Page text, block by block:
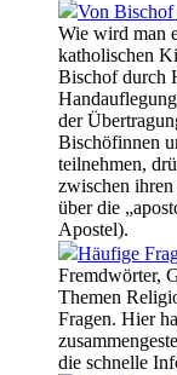
Von
Wie wird man
katholischen
Bischof durch
der
Bischöfinnen
teilnehmen,
zwischen
über die
Apostel).
Häufige
Fremdwörter,
Themen
Fragen. Hier
die schnelle